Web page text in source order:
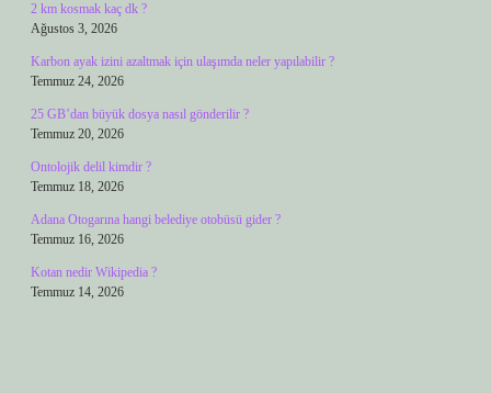
2 km kosmak kaç dk ?
Ağustos 3, 2026
Karbon ayak izini azaltmak için ulaşımda neler yapılabilir ?
Temmuz 24, 2026
25 GB’dan büyük dosya nasıl gönderilir ?
Temmuz 20, 2026
Ontolojik delil kimdir ?
Temmuz 18, 2026
Adana Otogarına hangi belediye otobüsü gider ?
Temmuz 16, 2026
Kotan nedir Wikipedia ?
Temmuz 14, 2026